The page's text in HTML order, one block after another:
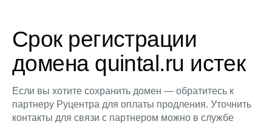
Срок регистрации
домена quintal.ru истек
Если вы хотите сохранить домен — обратитесь к
партнеру Руцентра для оплаты продления. Уточнить
контакты для связи с партнером можно в службе